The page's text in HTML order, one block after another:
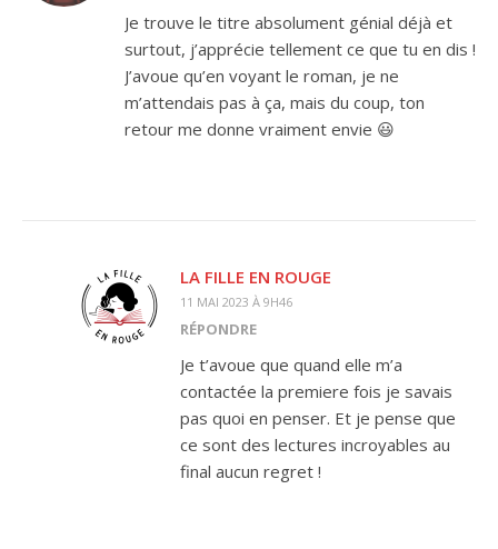
Je trouve le titre absolument génial déjà et
surtout, j’apprécie tellement ce que tu en dis !
J’avoue qu’en voyant le roman, je ne
m’attendais pas à ça, mais du coup, ton
retour me donne vraiment envie 😃
LA FILLE EN ROUGE
11 MAI 2023 À 9H46
RÉPONDRE
Je t’avoue que quand elle m’a
contactée la premiere fois je savais
pas quoi en penser. Et je pense que
ce sont des lectures incroyables au
final aucun regret !